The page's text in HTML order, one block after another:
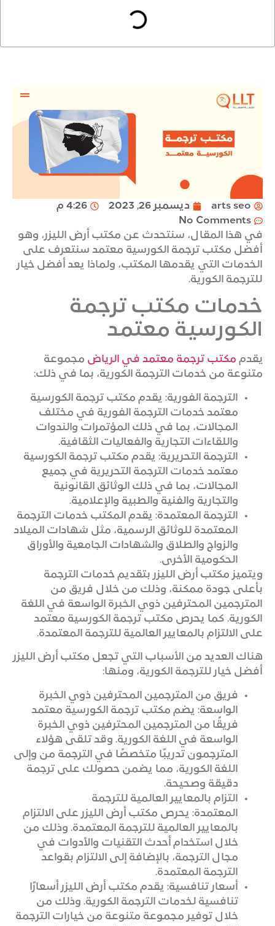
arts seo ديسمبر 26, 2023
4:26 م
No Comments
في هذا المقال، سنتحدث عن مكتب أرض الليزر، وهو
أفضل مكتب ترجمة الكورسية معتمد سنتعرف على
الخدمات التي يقدمها المكتب، ولماذا يعد أفضل خيار
للترجمة الكورية.
خدمات مكتب ترجمة
الكورسية معتمد
يقدممكتب ترجمة معتمد في الرياضمجموعة
متنوعة من خدمات الترجمة الكورية، بما في ذلك:
الترجمة الفورية: يقدم مكتب ترجمة الكورسية
معتمد خدمات الترجمة الفورية في مختلف
المجالات، بما في ذلك المؤتمرات والندوات
واللقاءات التجارية والفعاليات الثقافية.
الترجمة التحريرية: يقدم مكتب ترجمة الكورسية
معتمد خدمات الترجمة التحريرية في جميع
المجالات، بما في ذلك الوثائق القانونية
والتجارية والفنية والطبية والإعلامية.
الترجمة المعتمدة: يقدم المكتب خدمات الترجمة
المعتمدة للوثائق الرسمية، مثل شهادات الميلاد
والزواج والطلاق والشهادات الجامعية والأوراق
الحكومية الأخرى.
ويتميز مكتب أرض الليزر بتقديم خدمات الترجمة
بأعلى جودة ممكنة، وذلك من خلال فريق من
المترجمين المحترفين ذوي الخبرة الواسعة في اللغة
الكورية. كما يحرص مكتب ترجمة الكورسية معتمد
على الالتزام بالمعايير العالمية للترجمة المعتمدة.
هناك العديد من الأسباب التي تجعل مكتب أرض الليزر
أفضل خيار للترجمة الكورية، ومنها:
فريق من المترجمين المحترفين ذوي الخبرة
الواسعة: يضم مكتب ترجمة الكورسية معتمد
فريقًا من المترجمين المحترفين ذوي الخبرة
الواسعة في اللغة الكورية. وقد تلقى هؤلاء
المترجمون تدريبًا متخصصًا في الترجمة من وإلى
اللغة الكورية، مما يضمن حصولك على ترجمة
دقيقة وصحيحة.
التزام بالمعايير العالمية للترجمة
المعتمدة: يحرص مكتب أرض الليزر على الالتزام
بالمعايير العالمية للترجمة المعتمدة. وذلك من
خلال استخدام أحدث التقنيات والأدوات في
مجال الترجمة، بالإضافة إلى الالتزام بقواعد
الترجمة المعتمدة.
أسعار تنافسية: يقدم مكتب أرض الليزر أسعارًا
تنافسية لخدمات الترجمة الكورية. وذلك من
خلال توفير مجموعة متنوعة من خيارات الترجمة